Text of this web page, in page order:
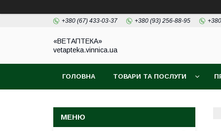
+380 (67) 433-03-37 +380 (93) 256-88-95
«ВЕТАПТЕКА»
vetapteka.vinnica.ua
ГОЛОВНА ТОВАРИ ТА ПОСЛУГИ